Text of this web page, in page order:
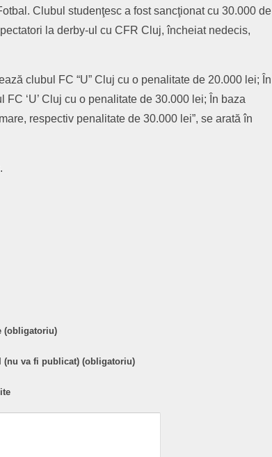
Clubul studenţesc a fost sancţionat cu 30.000 de
la derby-ul cu CFR Cluj, încheiat nedecis,
clubul FC “U” Cluj cu o penalitate de 20.000 lei; În
‘U’ Cluj cu o penalitate de 30.000 lei; În baza
respectiv penalitate de 30.000 lei”, se arată în
(obligatoriu)
(nu va fi publicat) (obligatoriu)